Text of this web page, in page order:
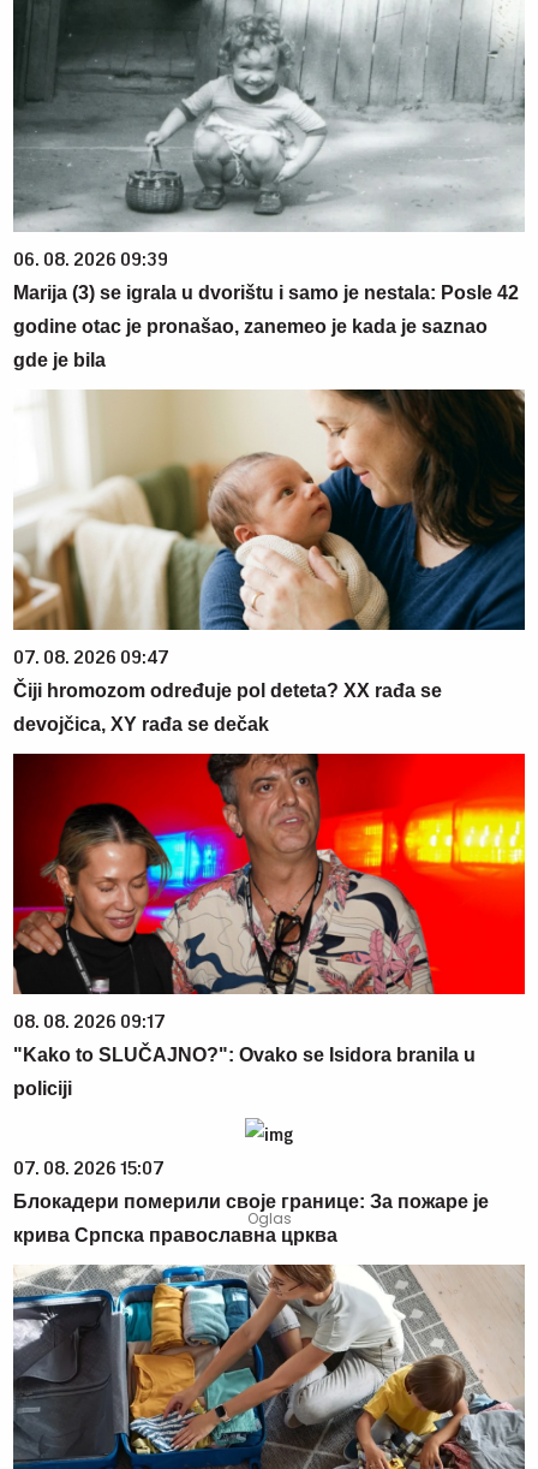
06. 08. 2026 09:39
Marija (3) se igrala u dvorištu i samo je nestala: Posle 42
godine otac je pronašao, zanemeo je kada je saznao
gde je bila
07. 08. 2026 09:47
Čiji hromozom određuje pol deteta? XX rađa se
devojčica, XY rađa se dečak
08. 08. 2026 09:17
"Kako to SLUČAJNO?": Ovako se Isidora branila u
policiji
07. 08. 2026 15:07
Блокадери померили своје границе: За пожаре је
крива Српска православна црква